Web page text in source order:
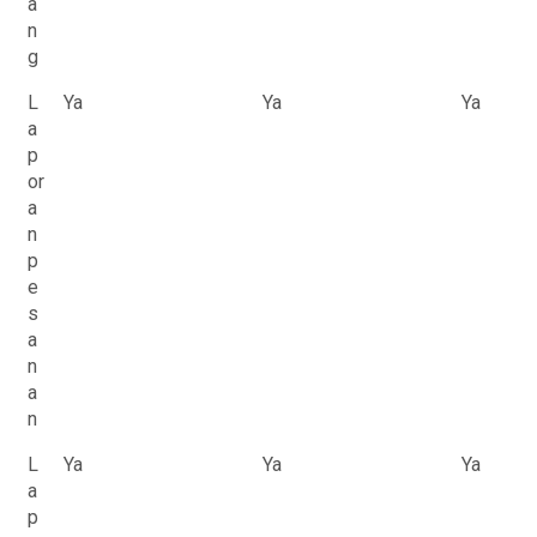
n
g
L
a
p
or
a
n
p
e
s
a
n
a
n
Ya Ya Ya
L
a
p
Ya Ya Ya